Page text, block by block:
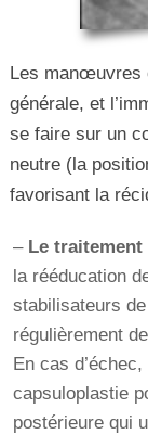
Les manœuvres
générale, et
se faire sur un
neutre (la
favorisant la
– Le
la rééducation
stabilisateurs
régulièrement
En cas d’échec,
capsuloplastie
postérieure qui